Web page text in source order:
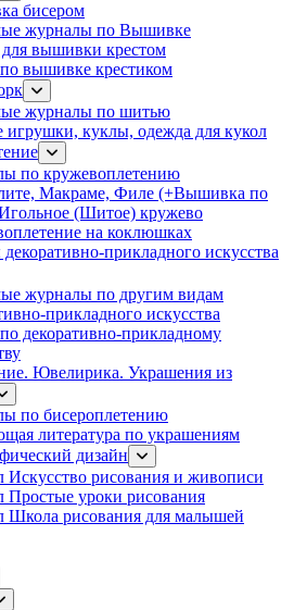
бисером
журналы по Вышивке
вышивки крестом
вышивке крестиком
журналы по шитью
игрушки, куклы, одежда для кукол
по кружевоплетению
Макраме, Филе (+Вышивка по
(Шитое) кружево
на коклюшках
прикладного искусства
журналы по другим видам
прикладного искусства
декоративно-прикладному
Ювелирика. Украшения из
по бисероплетению
литература по украшениям
дизайн
Искусство рисования и живописи
Простые уроки рисования
Школа рисования для малышей